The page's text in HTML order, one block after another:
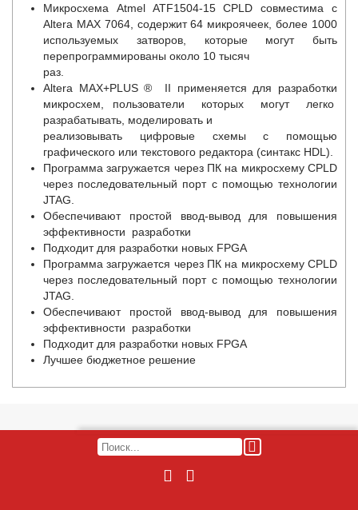
Микросхема Atmel ATF1504-15 CPLD совместима с
Altera MAX 7064, содержит 64 микроячеек, более 1000
используемых затворов, которые могут быть
перепрограммированы около 10 тысяч
раз.
Altera MAX+PLUS® II применяется для разработки
микросхем, пользователи которых могут легко
разрабатывать, моделировать и
реализовывать цифровые схемы с помощью
графического или текстового редактора (синтакс HDL).
Программа загружается через ПК на микросхему CPLD
через последовательный порт с помощью технологии
JTAG.
Обеспечивают простой ввод-вывод для повышения
эффективности разработки
Подходит для разработки новых FPGA
Программа загружается через ПК на микросхему CPLD
через последовательный порт с помощью технологии
JTAG.
Обеспечивают простой ввод-вывод для повышения
эффективности разработки
Подходит для разработки новых FPGA
Лучшее бюджетное решение